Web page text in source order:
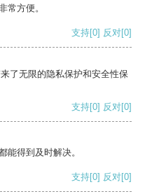
常方便。
支持[0] 反对[0]
了无限的隐私保护和安全性保
支持[0] 反对[0]
能得到及时解决。
支持[0] 反对[0]